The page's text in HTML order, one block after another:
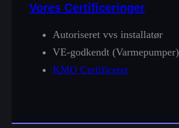
Vores Certificeringer
Autoriseret vvs installatør
VE-godkendt (Varmepumper)
KMO Certificeret